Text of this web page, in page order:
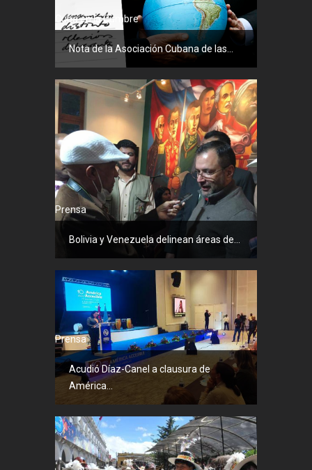
Cuba en la Cumbre
Nota de la Asociación Cubana de las...
Prensa
Bolivia y Venezuela delinean áreas de...
Prensa
Acudió Díaz-Canel a clausura de
América...